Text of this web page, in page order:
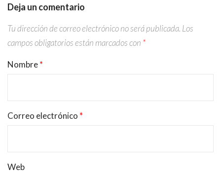
Deja un comentario
Tu dirección de correo electrónico no será publicada. Los
campos obligatorios están marcados con *
Nombre*
Correo electrónico *
Web